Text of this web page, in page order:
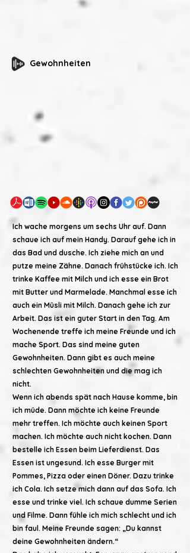
Gewohnheiten
Ich wache morgens um sechs Uhr auf. Dann
schaue ich auf mein Handy. Darauf gehe ich in
das Bad und dusche. Ich ziehe mich an und
putze meine Zähne. Danach frühstücke ich. Ich
trinke Kaffee mit Milch und ich esse ein Brot
mit Butter und Marmelade. Manchmal esse ich
auch ein Müsli mit Milch. Danach gehe ich zur
Arbeit. Das ist ein guter Start in den Tag. Am
Wochenende treffe ich meine Freunde und ich
mache Sport. Das sind meine guten
Gewohnheiten. Dann gibt es auch meine
schlechten Gewohnheiten und die mag ich
nicht.
Wenn ich abends spät nach Hause komme, bin
ich müde. Dann möchte ich keine Freunde
mehr treffen. Ich möchte auch keinen Sport
machen. Ich möchte auch nicht kochen. Dann
bestelle ich Essen beim Lieferdienst. Das
Essen ist ungesund. Ich esse Burger mit
Pommes, Pizza oder einen Döner. Dazu trinke
ich Cola. Ich setze mich dann auf das Sofa. Ich
esse und trinke viel. Ich schaue dumme Serien
und Filme. Dann fühle ich mich schlecht und ich
bin faul. Meine Freunde sagen: „Du kannst
deine Gewohnheiten ändern.“